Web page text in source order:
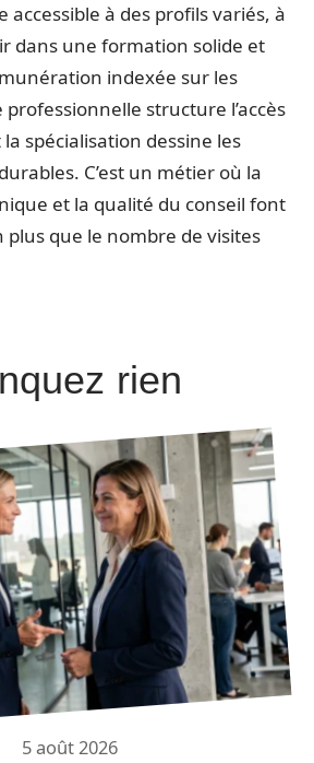
accessible à des profils variés, à
dans une formation solide et
indexée sur les
structure l’accès
spécialisation dessine les
C’est un métier où la
et la qualité du conseil font
que le nombre de visites
rien
5 août 2026